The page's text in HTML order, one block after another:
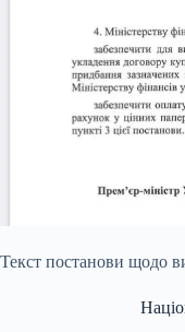
Текст постанови щодо